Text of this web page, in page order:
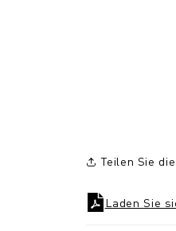
Teilen Sie
Laden Sie